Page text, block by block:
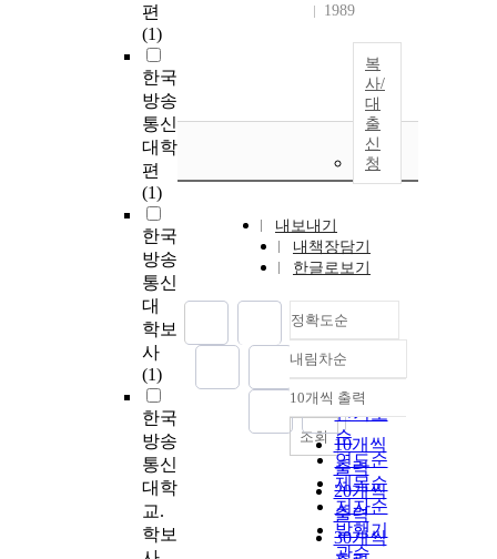
편
(1)
한국
방송
통신
대학
편
(1)
한국
방송
통신
대
학보
사
(1)
한국
방송
통신
대학
교.
학보
1989
복
사/
대
출
신
청
내보내기
내책장담기
한글로보기
정확도순
정확도
순
인기도
순
연도순
제목순
저자순
발행기
관순
내림차순
내림차순
10개씩 출력
10개씩
출력
20개씩
출력
30개씩
조회